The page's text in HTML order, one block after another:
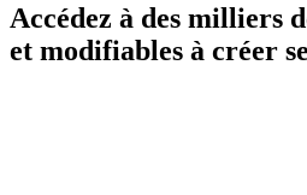
Accédez à des milliers
et modifiables à créer